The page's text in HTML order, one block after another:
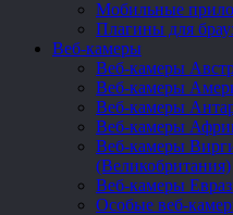
Мобильные
Плагины для
Веб-камеры
Веб-камеры
Веб-камеры
Веб-камеры
Веб-камеры
Веб-камеры
(Великобритания)
Веб-камеры
Особые веб-